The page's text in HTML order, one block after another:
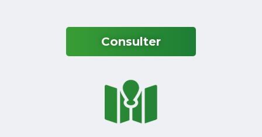
Consulter